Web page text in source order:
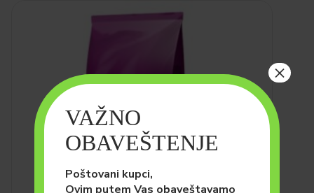
VAŽNO
OBAVEŠTENJE
Poštovani kupci,
Ovim putem Vas obaveštavamo
×